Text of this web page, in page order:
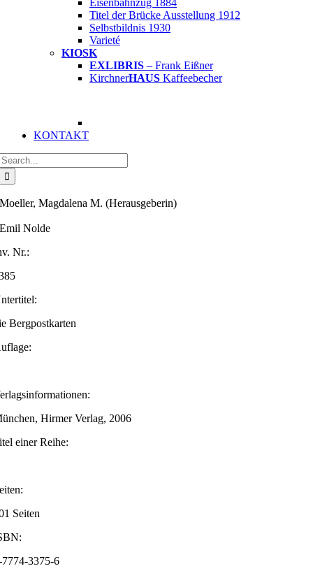
Eisenbahnzug 1884
Titel der Brücke Ausstellung 1912
Selbstbildnis 1930
Varieté
KIOSK
EXLIBRIS – Frank Eißner
KirchnerHAUS Kaffeebecher
KONTAKT
Moeller, Magdalena M. (Herausgeberin)
Emil Nolde
Nr.:
Bergpostkarten
Hirmer Verlag, 2006
einer Reihe:
Seiten
7774-3375-6